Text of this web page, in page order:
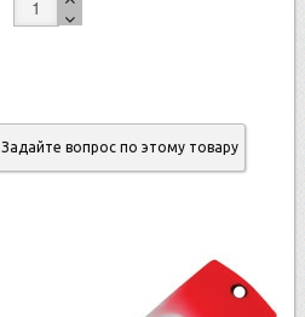
Задайте вопрос по этому товару